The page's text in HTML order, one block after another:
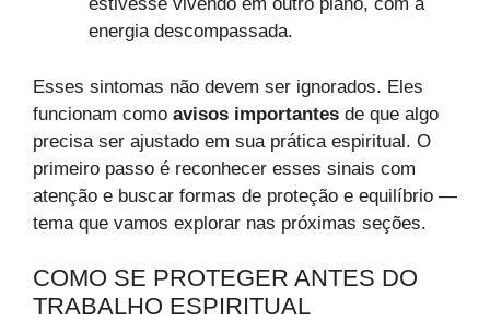
energia descompassada.
Esses sintomas não devem ser ignorados. Eles
funcionam como avisos importantes de que algo
precisa ser ajustado em sua prática espiritual. O
primeiro passo é reconhecer esses sinais com
atenção e buscar formas de proteção e equilíbrio —
tema que vamos explorar nas próximas seções.
COMO SE PROTEGER ANTES DO
TRABALHO ESPIRITUAL